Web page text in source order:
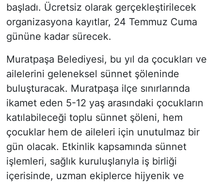
başladı. Ücretsiz olarak gerçekleştirilecek
organizasyona kayıtlar, 24 Temmuz Cuma
gününe kadar sürecek.
Muratpaşa Belediyesi, bu yıl da çocukları ve
ailelerini geleneksel sünnet şöleninde
buluşturacak. Muratpaşa ilçe sınırlarında
ikamet eden 5-12 yaş arasındaki çocukların
katılabileceği toplu sünnet şöleni, hem
çocuklar hem de aileleri için unutulmaz bir
gün olacak. Etkinlik kapsamında sünnet
işlemleri, sağlık kuruluşlarıyla iş birliği
içerisinde, uzman ekiplerce hijyenik ve